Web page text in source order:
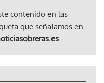
contenido en las
que señalamos en